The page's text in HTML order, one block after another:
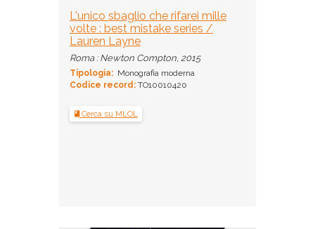
L'unico sbaglio che rifarei mille
volte : best mistake series /
Lauren Layne
Roma : Newton Compton, 2015
Tipologia: Monografia moderna
Codice record: TO10010420
Cerca su MLOL